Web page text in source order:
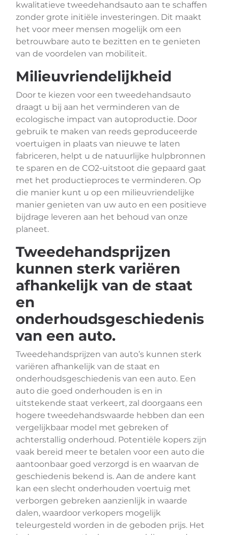
kwalitatieve tweedehandsauto aan te schaffen
zonder grote initiële investeringen. Dit maakt
het voor meer mensen mogelijk om een
betrouwbare auto te bezitten en te genieten
van de voordelen van mobiliteit.
Milieuvriendelijkheid
Door te kiezen voor een tweedehandsauto
draagt u bij aan het verminderen van de
ecologische impact van autoproductie. Door
gebruik te maken van reeds geproduceerde
voertuigen in plaats van nieuwe te laten
fabriceren, helpt u de natuurlijke hulpbronnen
te sparen en de CO2-uitstoot die gepaard gaat
met het productieproces te verminderen. Op
die manier kunt u op een milieuvriendelijke
manier genieten van uw auto en een positieve
bijdrage leveren aan het behoud van onze
planeet.
Tweedehandsprijzen
kunnen sterk variëren
afhankelijk van de staat
en
onderhoudsgeschiedenis
van een auto.
Tweedehandsprijzen van auto’s kunnen sterk
variëren afhankelijk van de staat en
onderhoudsgeschiedenis van een auto. Een
auto die goed onderhouden is en in
uitstekende staat verkeert, zal doorgaans een
hogere tweedehandswaarde hebben dan een
vergelijkbaar model met gebreken of
achterstallig onderhoud. Potentiële kopers zijn
vaak bereid meer te betalen voor een auto die
aantoonbaar goed verzorgd is en waarvan de
geschiedenis bekend is. Aan de andere kant
kan een slecht onderhouden voertuig met
verborgen gebreken aanzienlijk in waarde
dalen, waardoor verkopers mogelijk
teleurgesteld worden in de geboden prijs. Het